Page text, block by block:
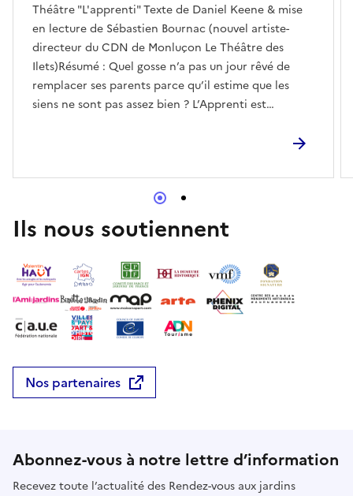
Théâtre "L'apprenti" Texte de Daniel Keene & mise
en lecture de Sébastien Bournac (nouvel artiste-
directeur du CDN de Monluçon Le Théâtre des
Ilets)Résumé : Quel gosse n’a pas un jour rêvé de
remplacer ses parents parce qu’il estime que les
siens ne sont pas assez bien ? L’Apprenti est
gamin culotté et impertinent à la recherche d’un
grand amateur de mots croisés… Loin des clichés,
Daniel Keene décrit avec légèreté et délicatesse
cette relation qui se tisse au fil des mois, dans une
fable qui réenchante le monde et pourrait bien être
Roseraie dans le cadre des Rendez-vous aux Jardins
Ils nous soutiennent
Nos partenaires
Abonnez-vous à notre lettre d’information
Recevez toute l’actualité des Rendez-vous aux jardins